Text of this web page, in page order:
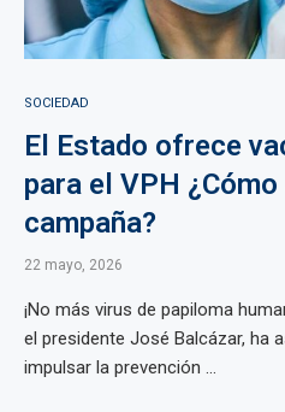
SOCIEDAD
El Estado ofrece
para el VPH
campaña?
22 mayo, 2026
¡No más virus de papiloma
el presidente José Balcázar, ha
impulsar la prevención ...